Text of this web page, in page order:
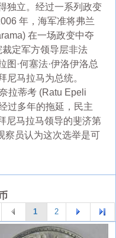
独立。经过一系列政变
年，海军准将弗兰
在一场政变中夺
定军方领导层非法
图·何塞法·伊洛伊洛总
尼马拉马为总统。
拉蒂考 (Ratu Epeli
过多年的拖延，民主
尼马拉马领导的斐济第
察员认为这次选举是可
1 2